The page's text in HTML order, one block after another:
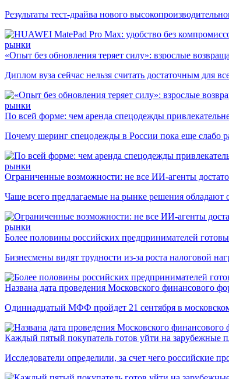
Результаты тест-драйва нового
рынки
«Опыт без обновления теряет силу»: взрослые
Диплом вуза сейчас нельзя считать достаточным для
рынки
По всей форме: чем аренда спецодежды
Почему шеринг спецодежды в России пока еще слабо
рынки
Ограниченные возможности: не все ИИ-агенты
Чаще всего предлагаемые на рынке решения
рынки
Более половины российских предпринимателей
Бизнесмены видят трудности из-за роста налоговой
Названа дата проведения Московского финансового
Одиннадцатый МФФ пройдет 21 сентября в
Каждый пятый покупатель готов уйти на зарубежные
Исследователи определили, за счет чего российские